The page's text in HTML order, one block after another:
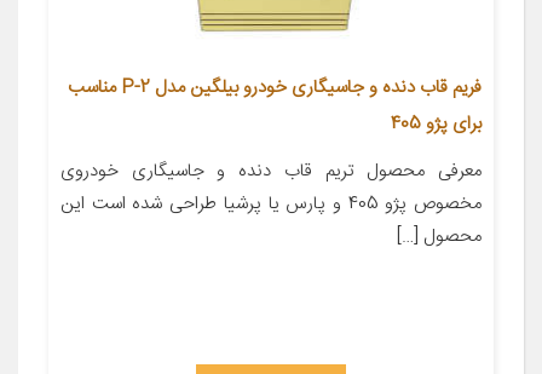
فریم قاب دنده و جاسیگاری خودرو بیلگین مدل P-2 مناسب
برای پژو 405
معرفی محصول تریم قاب دنده و جاسیگاری خودروی
مخصوص پژو 405 و پارس یا پرشیا طراحی شده است این
محصول […]